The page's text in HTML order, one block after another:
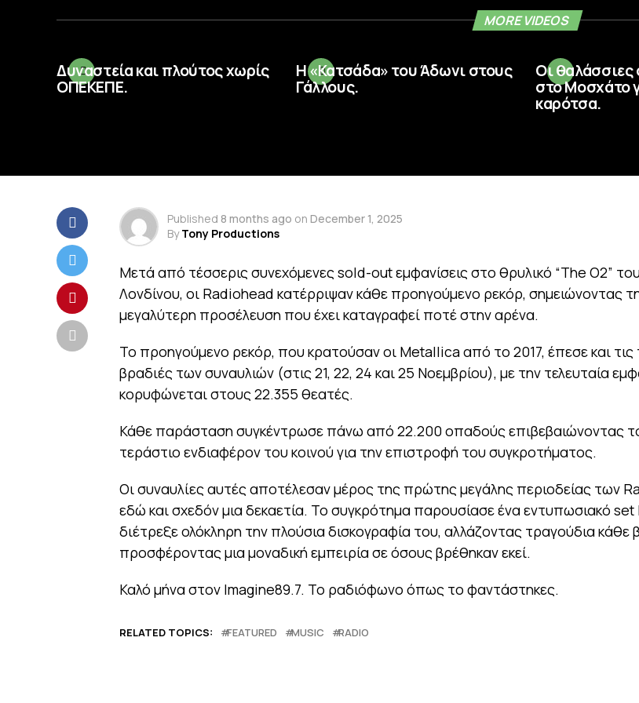
MORE VIDEOS
Δυναστεία και πλούτος χωρίς
ΟΠΕΚΕΠΕ.
Η «Κατσάδα» του Άδωνι στους
Γάλλους.
Οι θαλάσσιες
στο Μοσχάτο
καρότσα.
Published 8 months ago on December 1, 2025
By Tony Productions
Μετά από τέσσερις συνεχόμενες sold-out εμφανίσεις στο θρυλικό “The O2”
Λονδίνου, οι Radiohead κατέρριψαν κάθε προηγούμενο ρεκόρ, σημειώνοντας
μεγαλύτερη προσέλευση που έχει καταγραφεί ποτέ στην αρένα.
Το προηγούμενο ρεκόρ, που κρατούσαν οι Metallica από το 2017, έπεσε και τις
βραδιές των συναυλιών (στις 21, 22, 24 και 25 Νοεμβρίου), με την τελευταία
κορυφώνεται στους 22.355 θεατές.
Κάθε παράσταση συγκέντρωσε πάνω από 22.200 οπαδούς επιβεβαιώνοντας
τεράστιο ενδιαφέρον του κοινού για την επιστροφή του συγκροτήματος.
Οι συναυλίες αυτές αποτέλεσαν μέρος της πρώτης μεγάλης περιοδείας των
εδώ και σχεδόν μια δεκαετία. Το συγκρότημα παρουσίασε ένα εντυπωσιακό
διέτρεξε ολόκληρη την πλούσια δισκογραφία του, αλλάζοντας τραγούδια κάθε
προσφέροντας μια μοναδική εμπειρία σε όσους βρέθηκαν εκεί.
Καλό μήνα στον Imagine89.7. Το ραδιόφωνο όπως το φαντάστηκες.
RELATED TOPICS: FEATURED MUSIC RADIO